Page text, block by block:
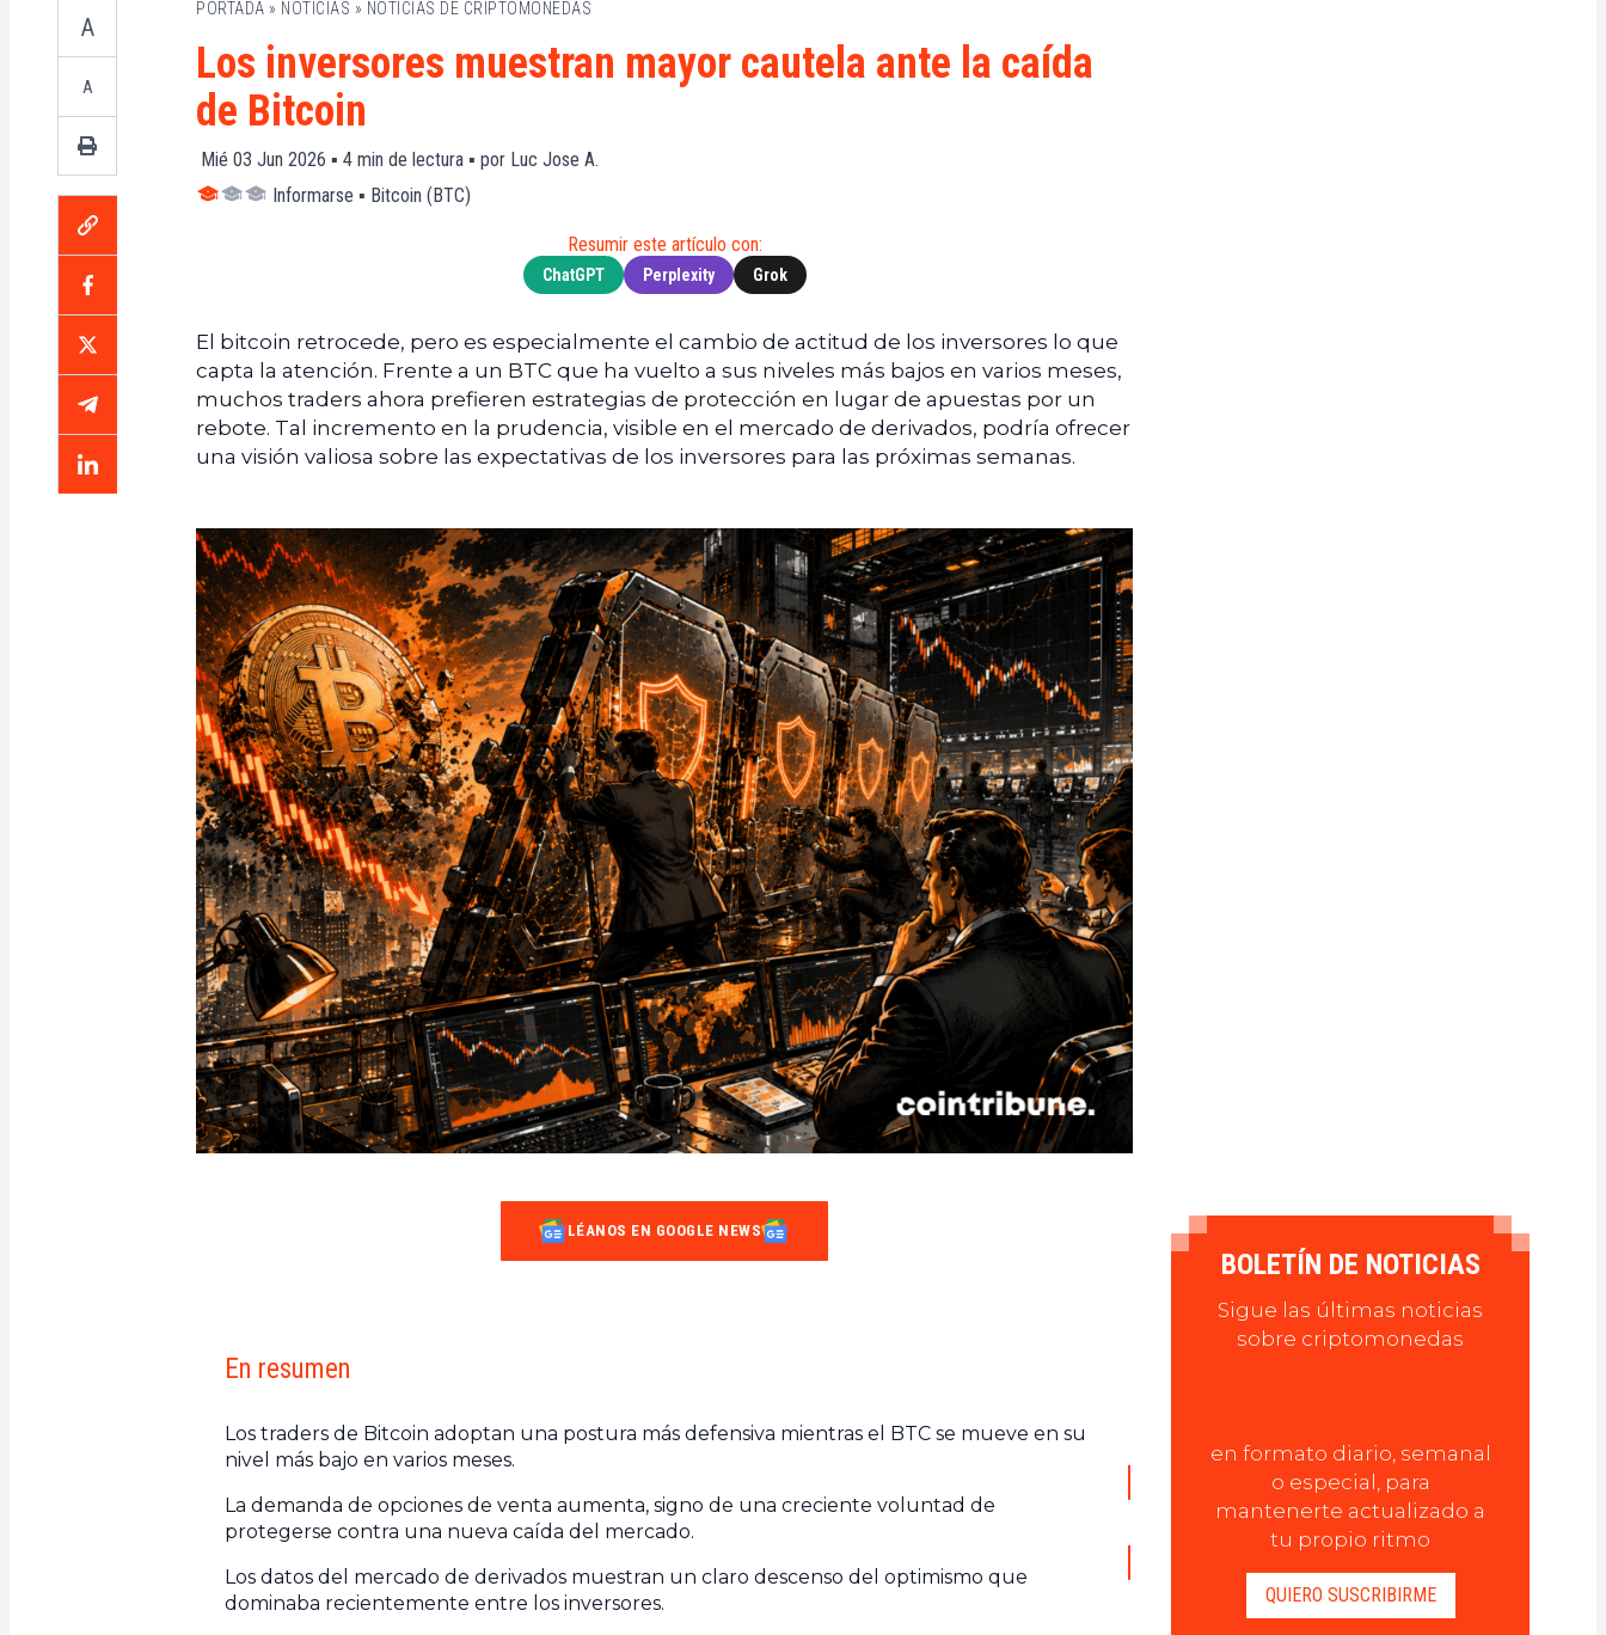
Noticias
de
Web3
XRP
(XRP)
Compra
Guía
Trading
A
A
PORTADA » NOTICIAS » NOTICIAS DE CRIPTOMONEDAS
Los inversores muestran mayor cautela ante la caída
de Bitcoin
Mié 03 Jun 2026 ▪ 4 min de lectura ▪ por Luc Jose A.
Informarse ▪ Bitcoin (BTC)
Resumir este artículo con:
ChatGPT Perplexity Grok
El bitcoin retrocede, pero es especialmente el cambio de actitud de los inversores lo que
capta la atención. Frente a un BTC que ha vuelto a sus niveles más bajos en varios meses,
muchos traders ahora prefieren estrategias de protección en lugar de apuestas por un
rebote. Tal incremento en la prudencia, visible en el mercado de derivados, podría ofrecer
una visión valiosa sobre las expectativas de los inversores para las próximas semanas.
LÉANOS EN GOOGLE NEWS
En resumen
Los traders de Bitcoin adoptan una postura más defensiva mientras el BTC se mueve en su
nivel más bajo en varios meses.
La demanda de opciones de venta aumenta, signo de una creciente voluntad de
protegerse contra una nueva caída del mercado.
Los datos del mercado de derivados muestran un claro descenso del optimismo que
dominaba recientemente entre los inversores.
BOLETÍN DE NOTICIAS
Sigue las últimas noticias
sobre criptomonedas
en formato diario, semanal
o especial, para
mantenerte actualizado a
tu propio ritmo
QUIERO SUSCRIBIRME